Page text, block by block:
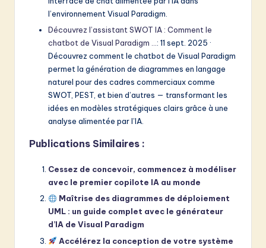
l’environnement Visual Paradigm.
Découvrez l’assistant SWOT IA : Comment le
chatbot de Visual Paradigm …: 11 sept. 2025 ·
Découvrez comment le chatbot de Visual Paradigm
permet la génération de diagrammes en langage
naturel pour des cadres commerciaux comme
SWOT, PEST, et bien d’autres — transformant les
idées en modèles stratégiques clairs grâce à une
analyse alimentée par l’IA.
Publications Similaires :
Cessez de concevoir, commencez à modéliser
avec le premier copilote IA au monde
Maîtrise des diagrammes de déploiement
UML : un guide complet avec le générateur
d’IA de Visual Paradigm
Accélérez la conception de votre système